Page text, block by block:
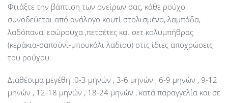
Φτιάξτε την βάπτιση των ονείρων σας, κάθε ρούχο
συνοδεύεται από ανάλογο κουτί στολισμένο, λαμπάδα,
λαδόπανα, εσώρουχα ,πετσέτες και σετ κολυμπήθρας
(κεράκια-σαπούνι-μπουκάλι λαδιού) στις ίδιες αποχρώσεις
του ρούχου.
Διαθέσιμα μεγέθη :0-3 μηνών , 3-6 μηνών , 6-9 μηνών , 9-12
μηνών , 12-18 μηνών , 18-24 μηνών , κατά παραγγελία και σε